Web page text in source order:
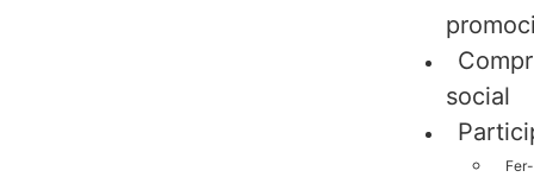
social
Fer-